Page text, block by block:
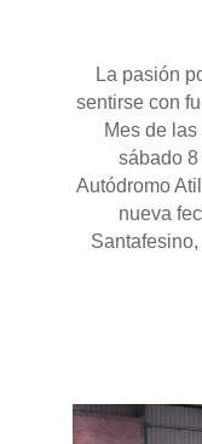
La pasión
sentirse con
Mes de
sábado 8
Autódromo
nueva